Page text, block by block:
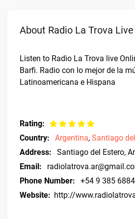
About Radio La Trova
Listen to Radio La Trova live
Barfi. Radio con lo mejor de la
Latinoamericana e Hispana
Rating:
Country:
Argentina, Santiago
Address:
Santiago del Estero,
Email:
Phone Number:
+54 9 385
Website: http://